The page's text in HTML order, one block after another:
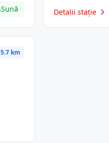
Sună Detalii stație
5.7 km